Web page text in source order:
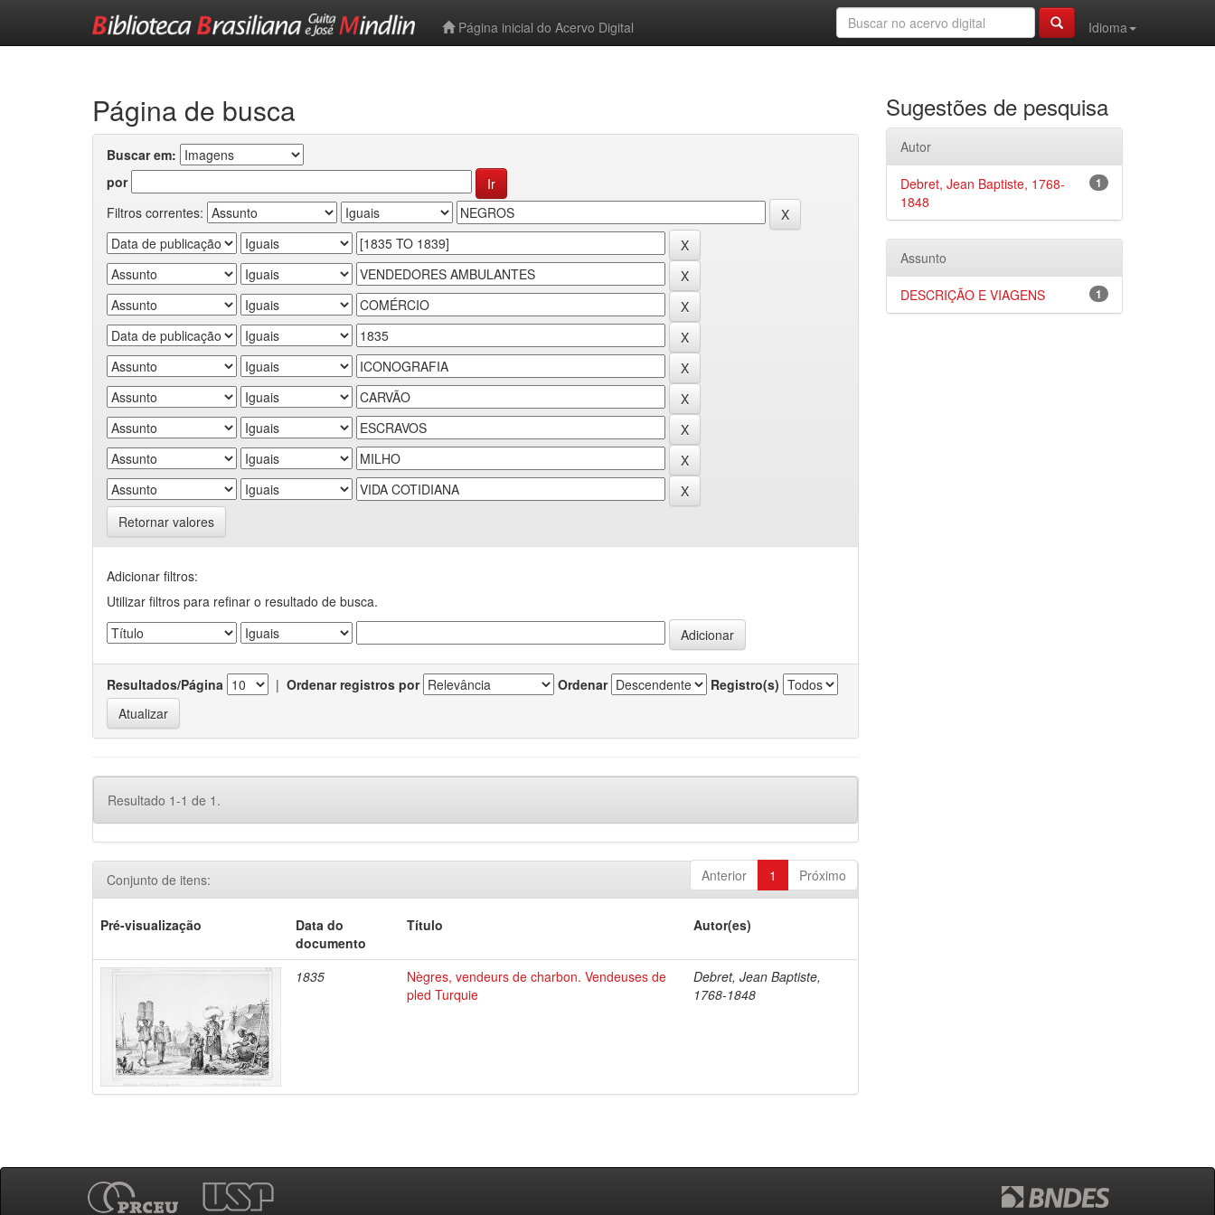
Página inicial do Acervo Digital
Idioma
Página de busca
Buscar em:
por
Filtros correntes:
Retornar valores
Adicionar filtros:
Utilizar filtros para refinar o resultado de busca.
Resultados/Página | Ordenar registros por Ordenar Registro(s)
Resultado 1-1 de 1.
Anterior 1 Próximo
Conjunto de itens:
Pré-visualização
Data do
documento
Título Autor(es)
1835
Nègres, vendeurs de charbon. Vendeuses de
pled Turquie
Debret, Jean Baptiste,
1768-1848
Sugestões de pesquisa
Autor
1
Debret, Jean Baptiste, 1768-
1848
Assunto
1
DESCRIÇÃO E VIAGENS